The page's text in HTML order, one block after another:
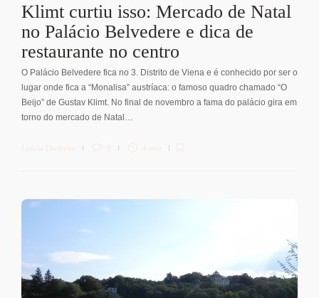
Klimt curtiu isso: Mercado de Natal
no Palácio Belvedere e dica de
restaurante no centro
O Palácio Belvedere fica no 3. Distrito de Viena e é conhecido por ser o
lugar onde fica a “Monalisa” austríaca: o famoso quadro chamado “O
Beijo” de Gustav Klimt. No final de novembro a fama do palácio gira em
torno do mercado de Natal…
Letícia Diethelm 9 4 min